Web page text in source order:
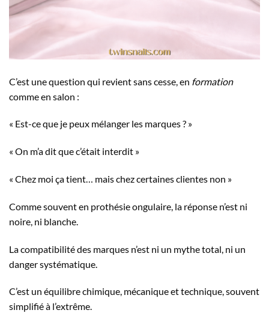
C’est une question qui revient sans cesse, en formation
comme en salon :
« Est-ce que je peux mélanger les marques ? »
« On m’a dit que c’était interdit »
« Chez moi ça tient… mais chez certaines clientes non »
Comme souvent en prothésie ongulaire, la réponse n’est ni
noire, ni blanche.
La compatibilité des marques n’est ni un mythe total, ni un
danger systématique.
C’est un équilibre chimique, mécanique et technique, souvent
simplifié à l’extrême.